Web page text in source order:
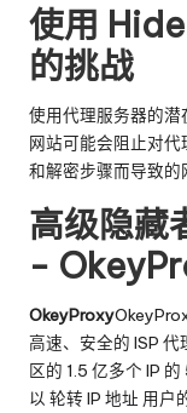
使用
的挑战
使用代理服务器的
网站可能会阻止对
和解密步骤而导致的
高级隐藏
-
OkeyProxy
高速、安全的 ISP
区的 1.5 亿多个 IP
以 轮转 IP 地址 用户